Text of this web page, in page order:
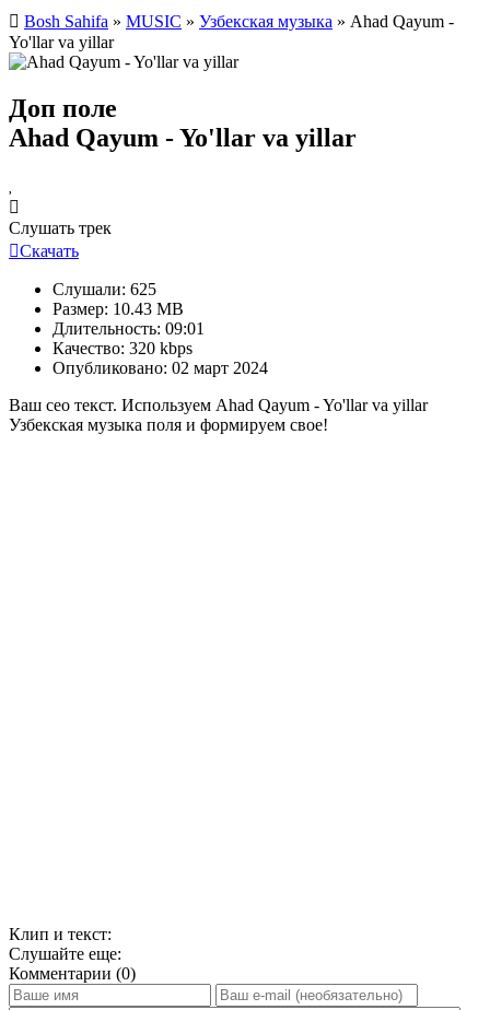
Bosh Sahifa » MUSIC » Узбекская музыка » Ahad Qayum -
Yo'llar va yillar
Доп поле
Ahad Qayum - Yo'llar va yillar
Слушать трек
Скачать
Слушали: 625
Размер: 10.43 MB
Длительность: 09:01
Качество: 320 kbps
Опубликовано: 02 март 2024
Ваш сео текст. Используем Ahad Qayum - Yo'llar va yillar
Узбекская музыка поля и формируем свое!
Клип и текст:
Слушайте еще:
Комментарии (0)